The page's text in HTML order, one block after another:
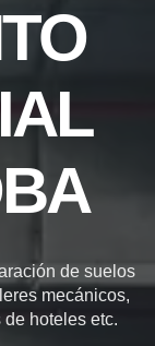
de suelos
mecánicos,
hoteles etc.